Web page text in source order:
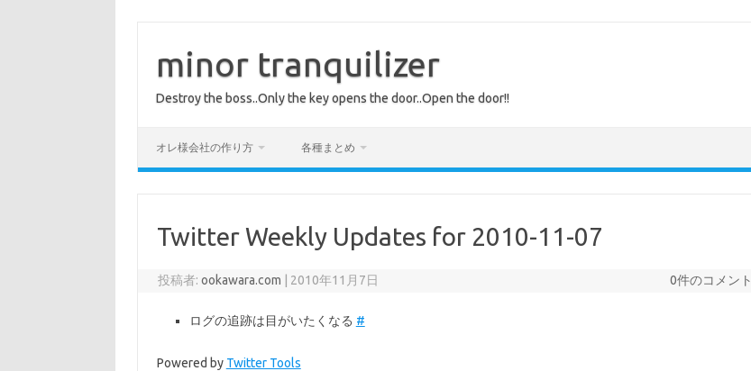
minor tranquilizer
Destroy the boss..Only the key opens the door..Open the door!!
オレ様会社の作り方 各種まとめ
Twitter Weekly Updates for 2010-11-07
投稿者:ookawara.com 2010年11月7日 0件のコメント
ログの追跡は目がいたくなる #
Powered by Twitter Tools